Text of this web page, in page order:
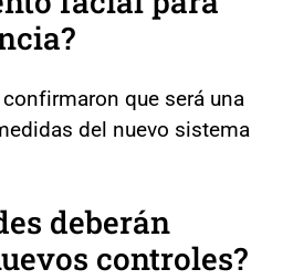
que será una
del nuevo sistema
deberán
controles?